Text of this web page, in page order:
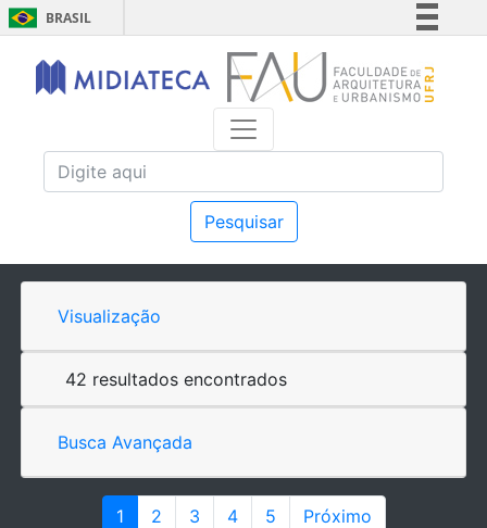
BRASIL
Simplifique!
Comunica BR
Acesso à informação
Pesquisar
Visualização
42 resultados encontrados
Busca Avançada
1 2 3 4 5 Próximo